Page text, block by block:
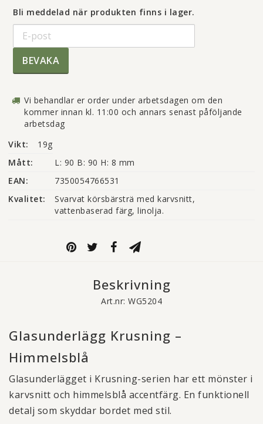
Bli meddelad när produkten finns i lager.
BEVAKA
Vi behandlar er order under arbetsdagen om den
kommer innan kl. 11:00 och annars senast påföljande
arbetsdag
Vikt:
19g
Mått:
L: 90 B: 90 H: 8 mm
EAN:
7350054766531
Kvalitet:
Svarvat körsbärsträ med karvsnitt,
vattenbaserad färg, linolja.
Beskrivning
Art.nr: WG5204
Glasunderlägg Krusning –
Himmelsblå
Glasunderlägget i Krusning-serien har ett mönster i
karvsnitt och himmelsblå accentfärg. En funktionell
detalj som skyddar bordet med stil.